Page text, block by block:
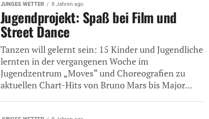
JUNGES WETTER 8 Jahren ago
Jugendprojekt: Spaß bei Film und
Street Dance
Tanzen will gelernt sein: 15 Kinder und Jugendliche
lernten in der vergangenen Woche im
Jugendzentrum „Moves“ und Choreografien zu
aktuellen Chart-Hits von Bruno Mars bis Major...